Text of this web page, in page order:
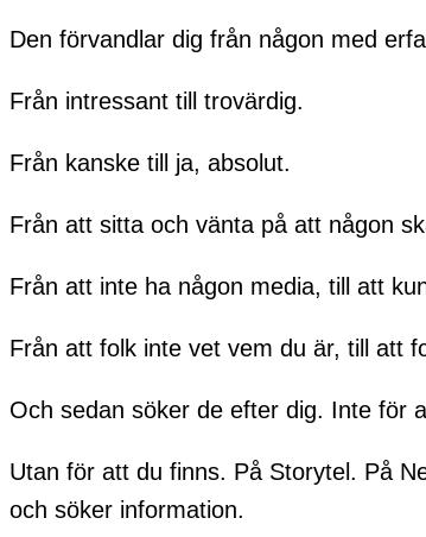
Den förvandlar dig från någon med
Från intressant till trovärdig.
Från kanske till ja, absolut.
Från att sitta och vänta på att någon
Från att inte ha någon media, till att
Från att folk inte vet vem du är, till att
Och sedan söker de efter dig. Inte för
Utan för att du finns. På Storytel. På
och söker information.